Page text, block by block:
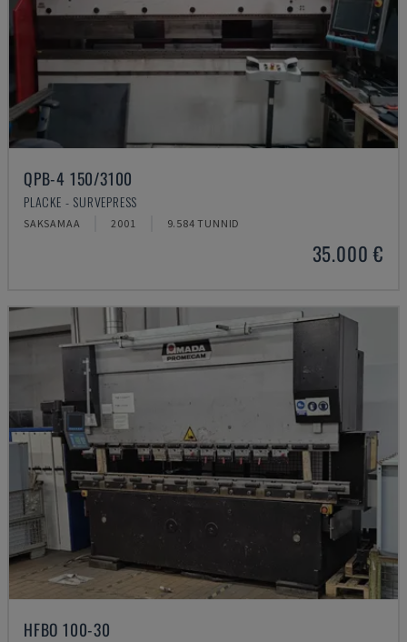
QPB-4 150/3100
PLACKE - SURVEPRESS
SAKSAMAA 2001 9.584 TUNNID
35.000 €
HFBO 100-30